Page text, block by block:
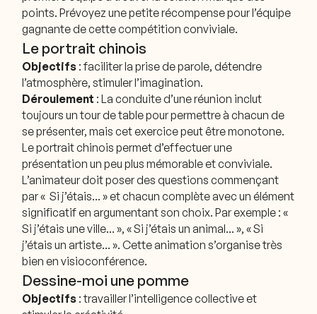
points. Prévoyez une petite récompense pour l’équipe
gagnante de cette compétition conviviale.
Le portrait chinois
Objectifs : faciliter la prise de parole, détendre
l’atmosphère, stimuler l’imagination.
Déroulement : La conduite d’une réunion inclut
toujours un tour de table pour permettre à chacun de
se présenter, mais cet exercice peut être monotone.
Le portrait chinois permet d’effectuer une
présentation un peu plus mémorable et conviviale.
L’animateur doit poser des questions commençant
par « Si j’étais… » et chacun complète avec un élément
significatif en argumentant son choix. Par exemple : «
Si j’étais une ville… », « Si j’étais un animal… », « Si
j’étais un artiste… ». Cette animation s’organise très
bien en visioconférence.
Dessine-moi une pomme
Objectifs : travailler l’intelligence collective et